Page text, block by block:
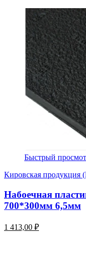
Быстрый
Кировская
Набоечная
700*300мм 6,5мм
1 413,00 ₽